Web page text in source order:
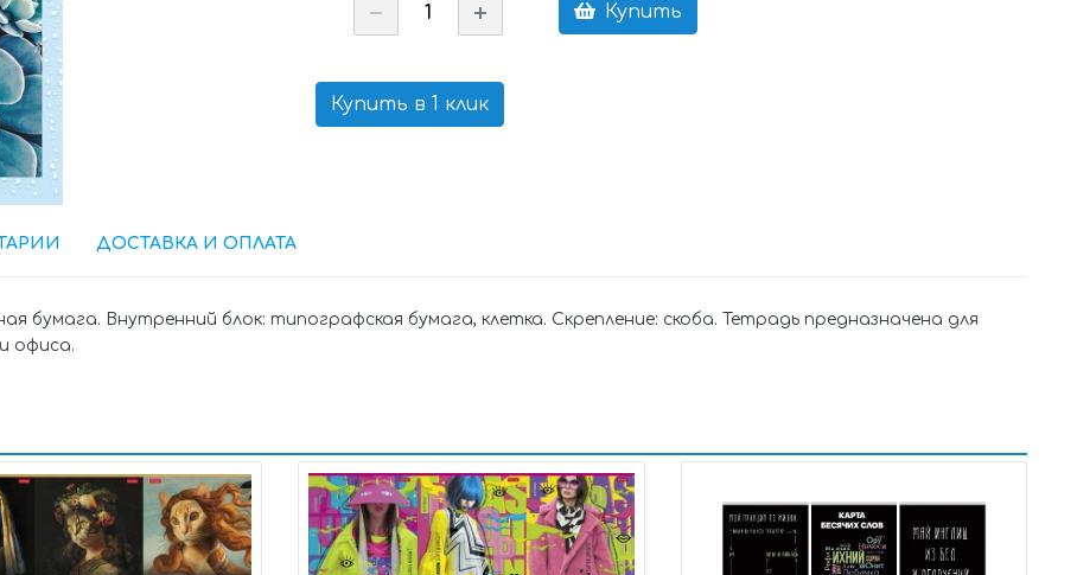
Купить
Купить в 1 клик
ДОСТАВКА И ОПЛАТА
бумага. Внутренний блок: типографская бумага, клетка. Скрепление: скоба. Тетрадь предназначена для
офиса.